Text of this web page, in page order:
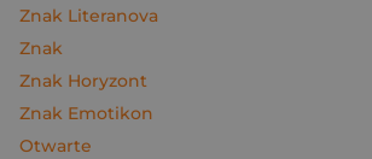
Znak Literanova
Znak
Znak Horyzont
Znak Emotikon
Otwarte